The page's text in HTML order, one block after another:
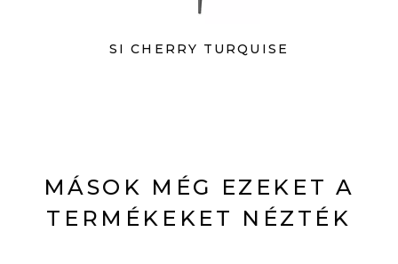
SI CHERRY TURQUISE
MÁSOK MÉG EZEKET A
TERMÉKEKET NÉZTÉK